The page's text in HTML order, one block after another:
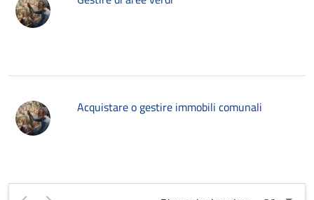
Acquistare o gestire immobili comunali